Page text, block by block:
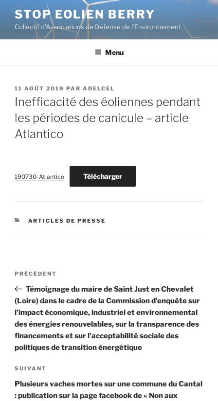
contenu
principal
STOP EOLIEN BERRY
Collectif d'Associations de Défense de l’Environnement
Menu
PUBLIÉ
LE
11 AOÛT 2019 PAR ADELCEL
Inefficacité des éoliennes pendant
les périodes de canicule – article
Atlantico
190730-Atlantico Télécharger
CATÉGORIES
ARTICLES DE PRESSE
Navigation
l’article
Article
précédent
PRÉCÉDENT
Témoignage du maire de Saint Just en Chevalet
(Loire) dans le cadre de la Commission d’enquête sur
l’impact économique, industriel et environnemental
des énergies renouvelables, sur la transparence des
financements et sur l’acceptabilité sociale des
politiques de transition énergétique
Article
suivant
SUIVANT
Plusieurs vaches mortes sur une commune du Cantal
: publication sur la page facebook de « Non aux